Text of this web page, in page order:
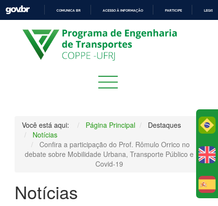
PARA
O
CONTEÚDO
COMUNICA BR ACESSO À INFORMAÇÃO PARTICIPE
Você está aqui: Página Principal
Destaques
Notícias
Confira a participação do Prof. Rômulo Orrico no
debate sobre Mobilidade Urbana, Transporte Público e
Covid-19
Notícias